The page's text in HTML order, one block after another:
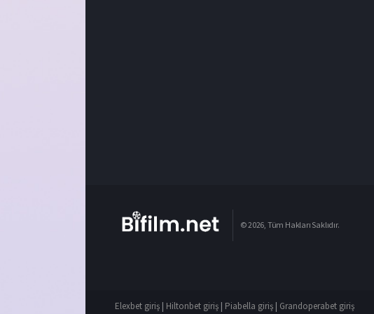
© 2026, Tüm Hakları Saklıdır.
Elexbet giriş | Hiltonbet giriş | Piabella giriş | Grandoperabet giriş